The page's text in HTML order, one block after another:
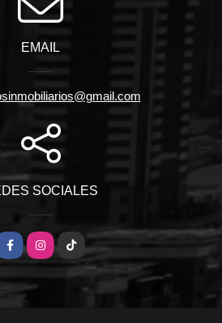
EMAIL
SOCIALES
InstagramTikTok